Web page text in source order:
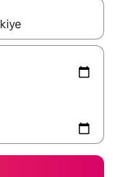
maak je een keuze